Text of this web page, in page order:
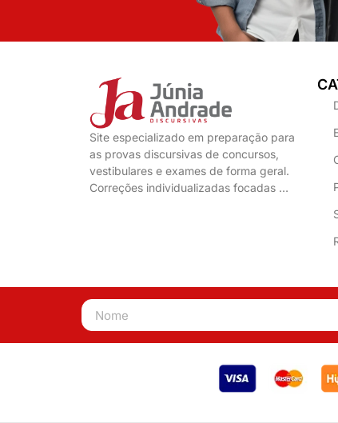
Site especializado em preparação para
as provas discursivas de concursos,
vestibulares e exames de forma geral.
Correções individualizadas focadas …